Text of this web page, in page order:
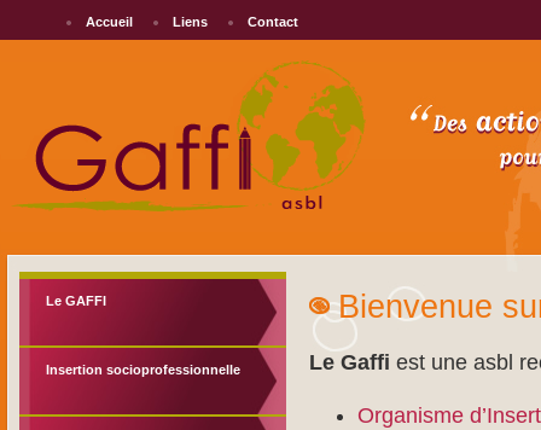
Accueil Liens Contact
Le GAFFI
Insertion socioprofessionnelle
Bienvenue
Le Gaffi est une asbl
Organisme